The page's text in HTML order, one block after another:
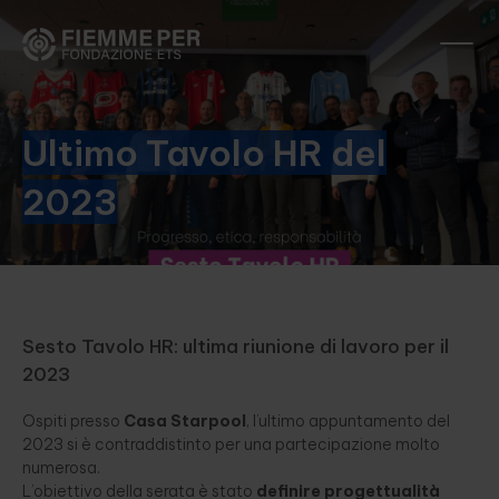
Ultimo Tavolo HR del
2023
Sesto Tavolo HR: ultima riunione di lavoro per il
2023
Ospiti presso Casa Starpool, l’ultimo appuntamento del
2023 si è contraddistinto per una partecipazione molto
numerosa.
L’obiettivo della serata è stato definire progettualità